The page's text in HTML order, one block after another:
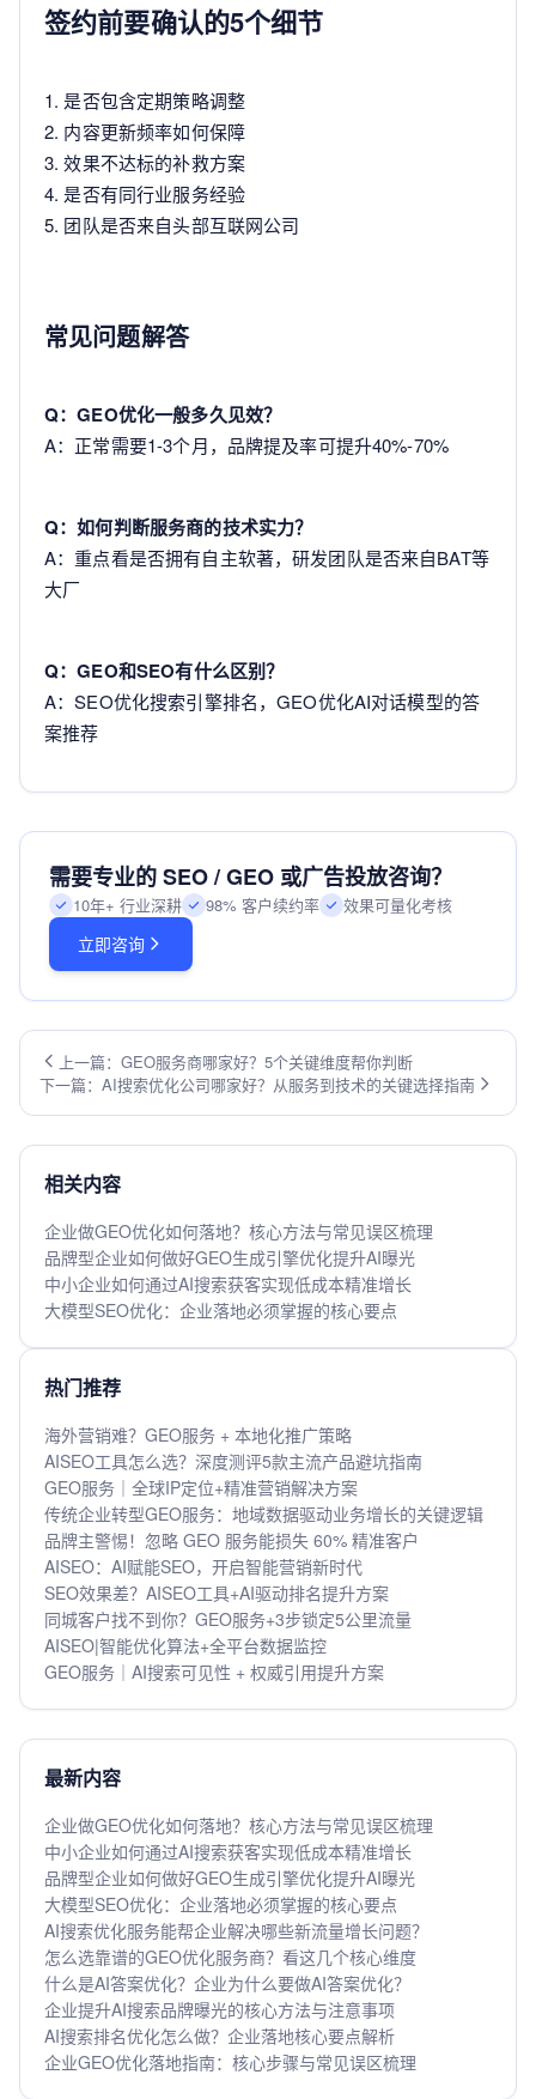
签约前要确认的5个细节
1. 是否包含定期策略调整
2. 内容更新频率如何保障
3. 效果不达标的补救方案
4. 是否有同行业服务经验
5. 团队是否来自头部互联网公司
常见问题解答
Q：GEO优化一般多久见效？
A：正常需要1-3个月，品牌提及率可提升40%-70%
Q：如何判断服务商的技术实力？
A：重点看是否拥有自主软著，研发团队是否来自BAT等
大厂
Q：GEO和SEO有什么区别？
A：SEO优化搜索引擎排名，GEO优化AI对话模型的答
案推荐
需要专业的 SEO / GEO 或广告投放咨询？
10年+ 行业深耕 98% 客户续约率 效果可量化考核
立即咨询
上一篇：GEO服务商哪家好？5个关键维度帮你判断
下一篇：AI搜索优化公司哪家好？从服务到技术的关键选择指南
相关内容
企业做GEO优化如何落地？核心方法与常见误区梳理
品牌型企业如何做好GEO生成引擎优化提升AI曝光
中小企业如何通过AI搜索获客实现低成本精准增长
大模型SEO优化：企业落地必须掌握的核心要点
热门推荐
海外营销难？GEO服务 + 本地化推广策略
AISEO工具怎么选？深度测评5款主流产品避坑指南
GEO服务｜全球IP定位+精准营销解决方案
传统企业转型GEO服务：地域数据驱动业务增长的关键逻辑
品牌主警惕！忽略 GEO 服务能损失 60% 精准客户
AISEO：AI赋能SEO，开启智能营销新时代
SEO效果差？AISEO工具+AI驱动排名提升方案
同城客户找不到你？GEO服务+3步锁定5公里流量
AISEO|智能优化算法+全平台数据监控
GEO服务｜AI搜索可见性 + 权威引用提升方案
最新内容
企业做GEO优化如何落地？核心方法与常见误区梳理
中小企业如何通过AI搜索获客实现低成本精准增长
品牌型企业如何做好GEO生成引擎优化提升AI曝光
大模型SEO优化：企业落地必须掌握的核心要点
AI搜索优化服务能帮企业解决哪些新流量增长问题？
怎么选靠谱的GEO优化服务商？看这几个核心维度
什么是AI答案优化？企业为什么要做AI答案优化？
企业提升AI搜索品牌曝光的核心方法与注意事项
AI搜索排名优化怎么做？企业落地核心要点解析
企业GEO优化落地指南：核心步骤与常见误区梳理